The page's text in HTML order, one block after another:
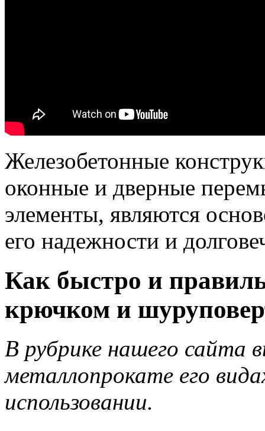
Железобетонные
оконные и дверные
элементы, являются
его надежности и
Как быстро и
крючком и
В рубрике нашего сайта
металлопрокате его
использовании.